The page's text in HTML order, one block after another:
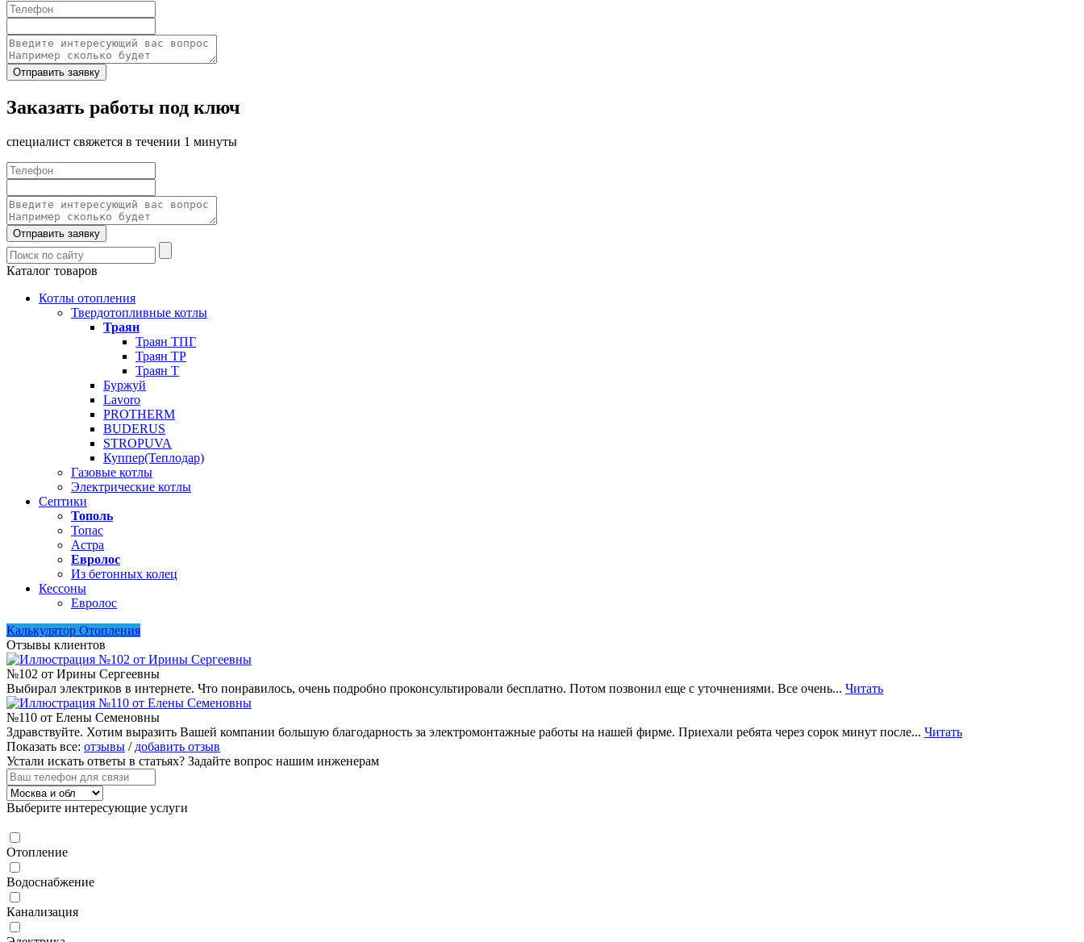
Отправить заявку
Заказать работы под ключ
специалист свяжется в течении 1 минуты
Отправить заявку
Каталог товаров
Котлы отопления
Твердотопливные котлы
Траян
Траян ТПГ
Траян ТР
Траян Т
Буржуй
Lavoro
PROTHERM
BUDERUS
STROPUVA
Куппер(Теплодар)
Газовые котлы
Электрические котлы
Септики
Тополь
Топас
Астра
Евролос
Из бетонных колец
Кессоны
Евролос
Калькулятор Отопления
Отзывы клиентов
№102 от Ирины Сергеевны
Выбирал электриков в интернете. Что понравилось, очень подробно проконсультировали бесплатно. Потом позвонил еще с уточнениями. Все очень... Читать
№110 от Елены Семеновны
Здравствуйте. Хотим выразить Вашей компании большую благодарность за электромонтажные работы на нашей фирме. Приехали ребята через сорок минут после... Читать
Показать все: отзывы / добавить отзыв
Устали искать ответы в статьях? Задайте вопрос нашим инженерам
Выберите интересующие услуги
Отопление
Водоснабжение
Канализация